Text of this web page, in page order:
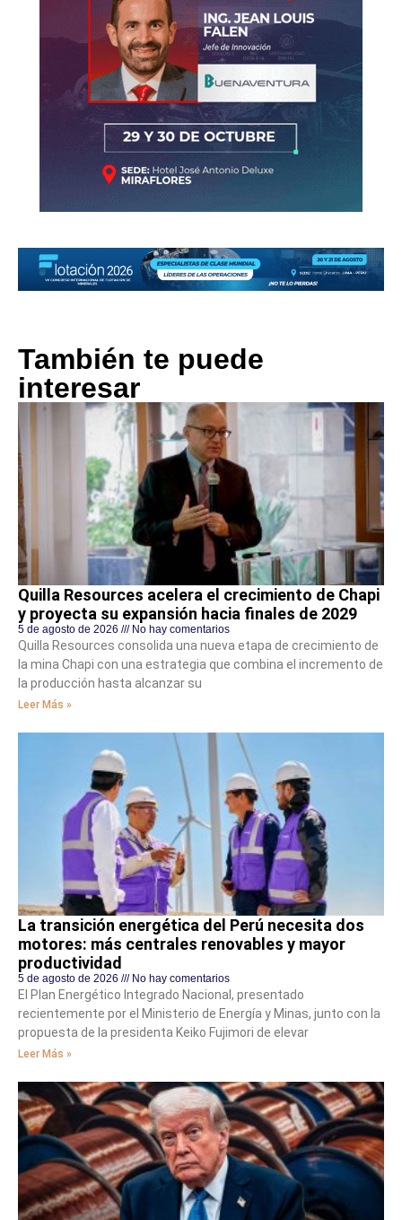
También te puede
interesar
Quilla Resources acelera el crecimiento de Chapi
y proyecta su expansión hacia finales de 2029
5 de agosto de 2026 No hay comentarios
Quilla Resources consolida una nueva etapa de crecimiento de
la mina Chapi con una estrategia que combina el incremento de
la producción hasta alcanzar su
Leer Más »
La transición energética del Perú necesita dos
motores: más centrales renovables y mayor
productividad
5 de agosto de 2026 No hay comentarios
El Plan Energético Integrado Nacional, presentado
recientemente por el Ministerio de Energía y Minas, junto con la
propuesta de la presidenta Keiko Fujimori de elevar
Leer Más »